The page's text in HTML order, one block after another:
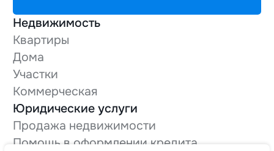
Недвижимость
Квартиры
Дома
Участки
Коммерческая
Юридические услуги
Продажа недвижимости
Помощь в оформлении кредита